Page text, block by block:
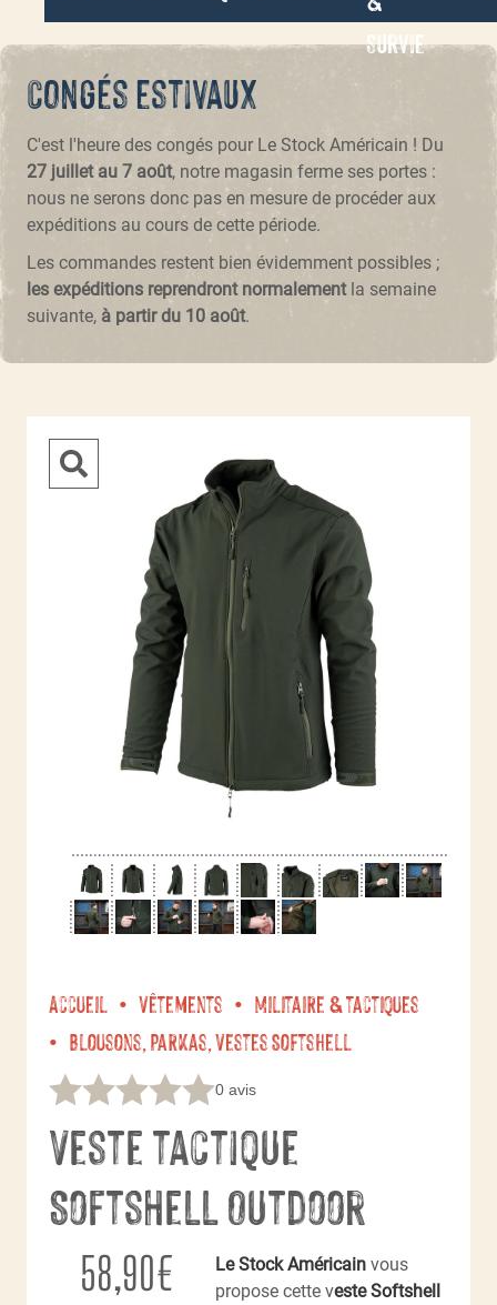
Survie
Congés estivaux
C'est l'heure des congés pour Le Stock Américain ! Du
27 juillet au 7 août, notre magasin ferme ses portes :
nous ne serons donc pas en mesure de procéder aux
expéditions au cours de cette période.
Les commandes restent bien évidemment possibles ;
les expéditions reprendront normalementla semaine
suivante, à partir du 10 août.
Accueil Vêtements
Militaire & tactiques
Blousons, Parkas, Vestes Softshell
0 avis
Veste tactique
Softshell Outdoor
58,90€ Le Stock Américain vous
propose cette veste Softshell